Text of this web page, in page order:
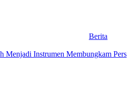
Berita
Menjadi Instrumen Membungkam Pers